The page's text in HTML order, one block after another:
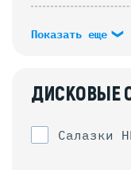
Показать еще
ДИСКОВЫЕ
Салазки